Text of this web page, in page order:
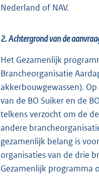
Nederland of NAV.
2. Achtergrond van de
Het Gezamenlijk
Brancheorganisatie
akkerbouwgewassen).
van de BO Suiker en de
telkens verzocht om de
andere
gezamenlijk belang is
organisaties van de drie
Gezamenlijk programma